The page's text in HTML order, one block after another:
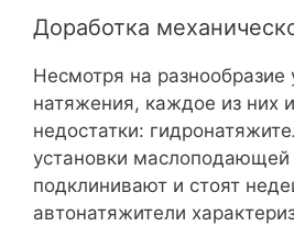
Доработка
Несмотря на разнообразие
натяжения, каждое из них
недостатки:
установки маслоподающей
подклинивают и стоят
автонатяжители